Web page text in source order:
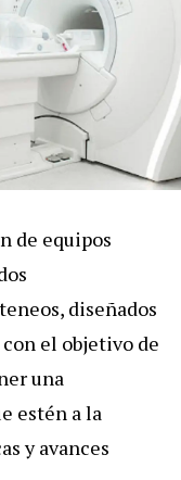
de equipos
diseñados
el objetivo de
una
estén a la
y avances